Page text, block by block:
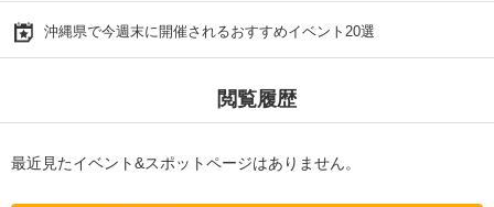
沖縄県で今週末に開催されるおすすめイベント20選
閲覧履歴
最近見たイベント&スポットページはありません。